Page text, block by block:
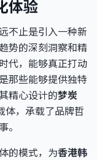
体验
不止是引入一种新
势的深刻洞察和精
代，能够真正打动
那些能够提供独特
精心设计的梦炭
体，承载了品牌哲
。
的模式，为香港韩